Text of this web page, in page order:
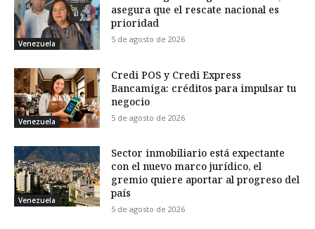
Venezuela
asegura que el rescate nacional es
prioridad
5 de agosto de 2026
Venezuela
Credi POS y Credi Express
Bancamiga: créditos para impulsar tu
negocio
5 de agosto de 2026
Venezuela
Sector inmobiliario está expectante
con el nuevo marco jurídico, el
gremio quiere aportar al progreso del
país
5 de agosto de 2026